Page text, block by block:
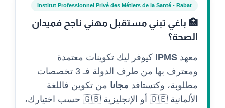
Institut Professionnel Privé des Métiers de la Santé - Rabat
🏥 باغي تبني مستقبل مهني ناجح فميدان
الصحة؟
معهد IPMS كيوفر ليك تكوينات معتمدة
ومعترف بها من طرف الدولة فـ 3 تخصصات
مطلوبة، وكتستافد مجانا من تكوين فاللغة
الألمانية 🇩🇪 أو الإنجليزية 🇬🇧 حسب اختيارك،